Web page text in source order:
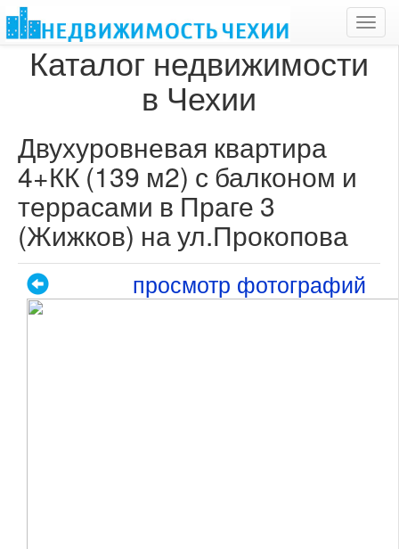
Каталог недвижимости
в Чехии
Двухуровневая квартира
4+КК (139 м2) с балконом и
террасами в Праге 3
(Жижков) на ул.Прокопова
просмотр фотографий